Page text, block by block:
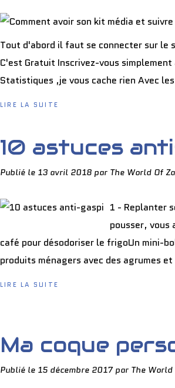
Tout d'abord il faut se connecter sur
C'est Gratuit Inscrivez-vous
Statistiques ,je vous cache rien Avec
LIRE LA SUITE
10 astuces
Publié le 13 avril 2018 par The World Of
1 - Replanter
pousser, vous
café pour désodoriser le frigoUn mini-
produits ménagers avec des agrumes
LIRE LA SUITE
Ma coque
Publié le 15 décembre 2017 par The World